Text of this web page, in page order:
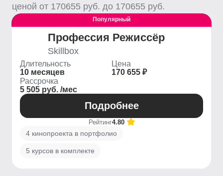
ценой от 170655 руб. до 170655 руб.
Выгодный
Популярный
Профессия Режиссёр
Skillbox
Длительность
10 месяцев
Цена
170 655 ₽
Рассрочка
5 505 руб. /мес
Подробнее
Рейтинг4.80
4 кинопроекта в портфолио
5 курсов в комплекте